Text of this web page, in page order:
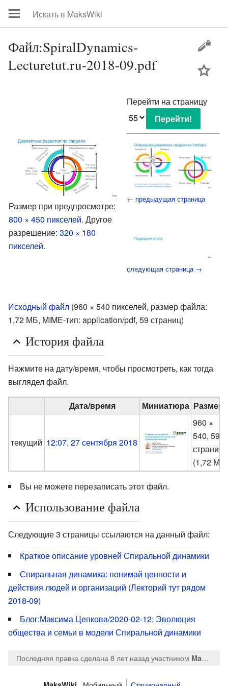
Файл:SpiralDynamics-
Lecturetut.ru-2018-09.pdf
Размер при предпросмотре:
800 × 450 пикселей. Другое
разрешение: 320 × 180
пикселей.
Перейти на страницу
← предыдущая страница
следующая страница →
Исходный файл (960 × 540 пикселей, размер файла:
1,72 МБ, MIME-тип: application/pdf, 59 страниц)
История файла
Нажмите на дату/время, чтобы просмотреть, как тогда
выглядел файл.
Дата/время Миниатюра
текущий 12:07, 27 сентября 2018
960 ×
540, 59
страниц
(1,72 МБ)
Вы не можете перезаписать этот файл.
Использование файла
Следующие 3 страницы ссылаются на данный файл:
Краткое описание уровней Спиральной динамики
Спиральная динамика: понимай ценности и
действия людей и организаций (Лекторий тут рядом
2018-09)
Блог:Максима Цепкова/2020-02-12: Эволюция
общества и семьи в модели Спиральной динамики
Последняя правка сделана 8 лет назад участником MaksTsepkov